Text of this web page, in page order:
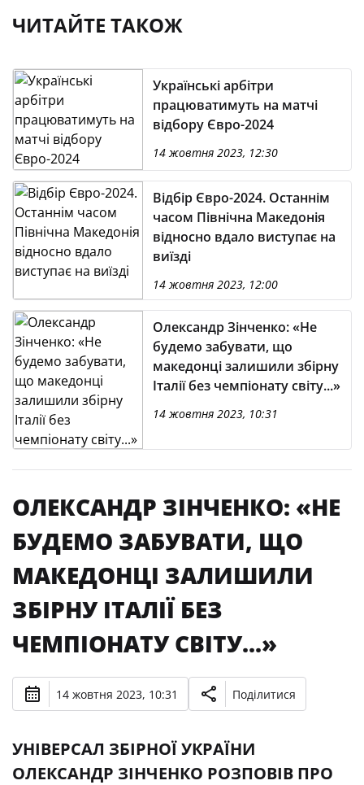
ЧИТАЙТЕ ТАКОЖ
Українські арбітри
працюватимуть на матчі
відбору Євро-2024
14 жовтня 2023, 12:30
Відбір Євро-2024. Останнім
часом Північна Македонія
відносно вдало виступає на
виїзді
14 жовтня 2023, 12:00
Олександр Зінченко: «Не
будемо забувати, що
македонці залишили збірну
Італії без чемпіонату світу...»
14 жовтня 2023, 10:31
ОЛЕКСАНДР ЗІНЧЕНКО: «НЕ
БУДЕМО ЗАБУВАТИ, ЩО
МАКЕДОНЦІ ЗАЛИШИЛИ
ЗБІРНУ ІТАЛІЇ БЕЗ
ЧЕМПІОНАТУ СВІТУ...»
14 жовтня 2023, 10:31 Поділитися
УНІВЕРСАЛ ЗБІРНОЇ УКРАЇНИ
ОЛЕКСАНДР ЗІНЧЕНКО РОЗПОВІВ ПРО